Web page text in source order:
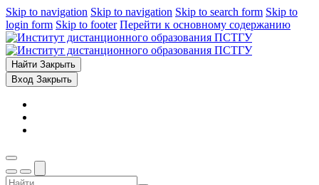
Skip to navigation Skip to navigation Skip to search form Skip to
login form Skip to footer Перейти к основному содержанию
Найти Закрыть
Вход Закрыть